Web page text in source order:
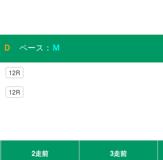
Ｄ ペース： Ｍ
12R
12R
2走前 3走前